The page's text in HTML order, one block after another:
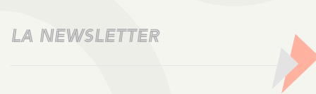
LA NEWSLETTER